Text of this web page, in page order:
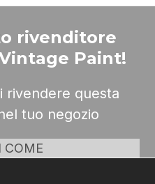
rivenditore
Paint!
rivendere questa
tuo negozio
COME